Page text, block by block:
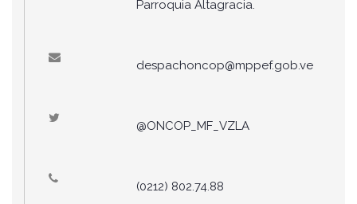
Parroquia Altagracia.
despachoncop@mppef.gob.ve
@ONCOP_MF_VZLA
(0212) 802.74.88